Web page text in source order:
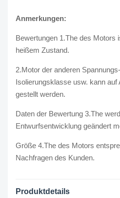
Anmerkungen:
Bewertungen 1.The des Motors
heißem Zustand.
2.Motor der anderen
Isolierungsklasse usw. kann auf
gestellt werden.
Daten der Bewertung 3.The
Entwurfsentwicklung geändert
Größe 4.The des Motors
Nachfragen des Kunden.
Produktdetails